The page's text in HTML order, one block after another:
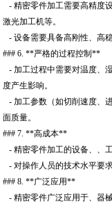
- 精密零件加工需要高精度
激光加工机等。
- 设备需要具备高刚性、高
### 6. **严格的过程控制**
- 加工过程中需要对温度、
度产生影响。
- 加工参数（如切削速度、
面质量。
### 7. **高成本**
- 精密零件加工的设备、、
- 对操作人员的技术水平要
### 8. **广泛应用**
- 精密零件广泛应用于、器